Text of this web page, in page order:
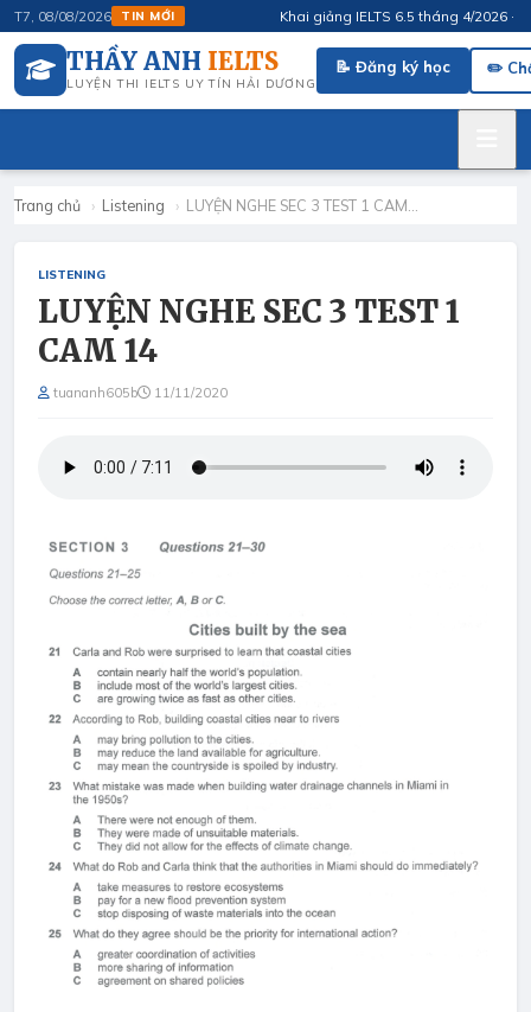
T7, 08/08/2026 TIN MỚI Khai giảng IELTS 6.5 tháng 4/2026 ·
THẦY ANH IELTS
LUYỆN THI IELTS UY TÍN HẢI DƯƠNG
📝 Đăng ký học ✏️
Trang chủ › Listening › LUYỆN NGHE SEC 3 TEST 1 CAM…
LISTENING
LUYỆN NGHE SEC 3 TEST 1
CAM 14
tuananh605b 11/11/2020